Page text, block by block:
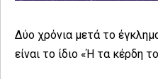
Δύο χρόνια μετά το
είναι το ίδιο «Ή τα κέρδη